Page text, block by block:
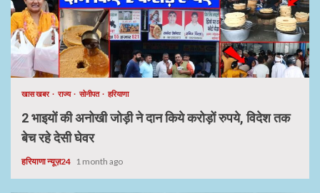
खास खबर राज्य सोनीपत हरियाणा
2 भाइयों की अनोखी जोड़ी ने दान किये करोड़ों रुपये, विदेश तक
बेच रहे देसी घेवर
हरियाणा न्यूज़24 1 month ago